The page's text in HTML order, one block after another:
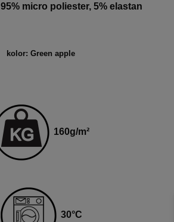
95% micro poliester, 5% elastan
kolor: Green apple
160g/m²
30°C